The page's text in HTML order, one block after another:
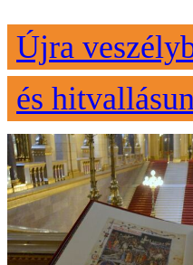
Újra
és